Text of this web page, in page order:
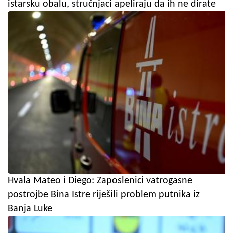
istarsku obalu, stručnjaci apeliraju da ih ne dirate
Hvala Mateo i Diego: Zaposlenici vatrogasne
postrojbe Bina Istre riješili problem putnika iz
Banja Luke